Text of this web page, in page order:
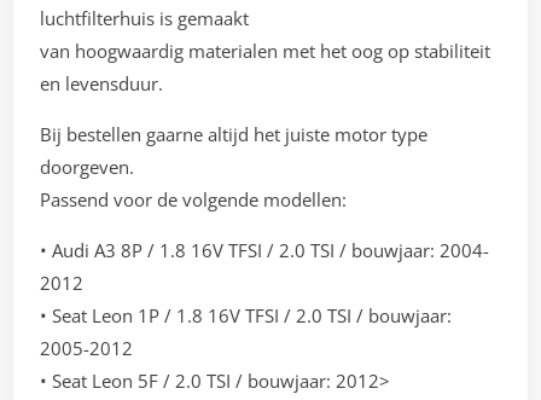
luchtfilterhuis is gemaakt
van hoogwaardig materialen met het oog op stabiliteit
en levensduur.
Bij bestellen gaarne altijd het juiste motor type
doorgeven.
Passend voor de volgende modellen:
• Audi A3 8P / 1.8 16V TFSI / 2.0 TSI / bouwjaar: 2004-
2012
• Seat Leon 1P / 1.8 16V TFSI / 2.0 TSI / bouwjaar:
2005-2012
• Seat Leon 5F / 2.0 TSI / bouwjaar: 2012>